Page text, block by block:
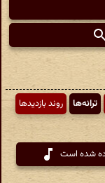
ترانه‌ها
روند بازدیدها
شده است